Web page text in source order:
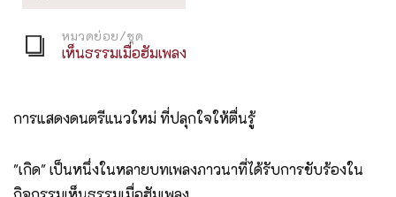
หมวดย่อย/ชุด
เห็นธรรมเมื่อฮัมเพลง
การแสดงดนตรีแนวใหม่ ที่ปลุกใจให้ตื่นรู้
"เกิด" เป็นหนึ่งในหลายบทเพลงภาวนาที่ได้รับการขับร้องใน